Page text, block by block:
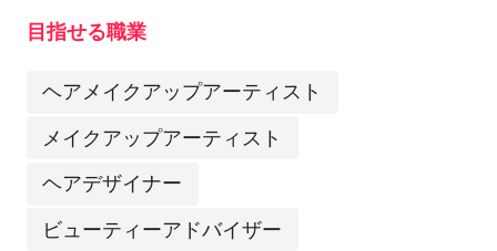
目指せる職業
ヘアメイクアップアーティスト
メイクアップアーティスト
ヘアデザイナー
ビューティーアドバイザー